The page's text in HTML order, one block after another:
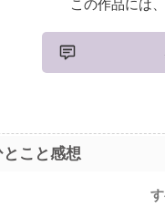
この作品には
とこと感想